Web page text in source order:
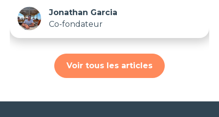
Jonathan Garcia
Co-fondateur
Voir tous les articles